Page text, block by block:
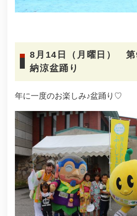
8月14日（月曜日） 第
納涼盆踊り
年に一度のお楽しみ♪盆踊り♡